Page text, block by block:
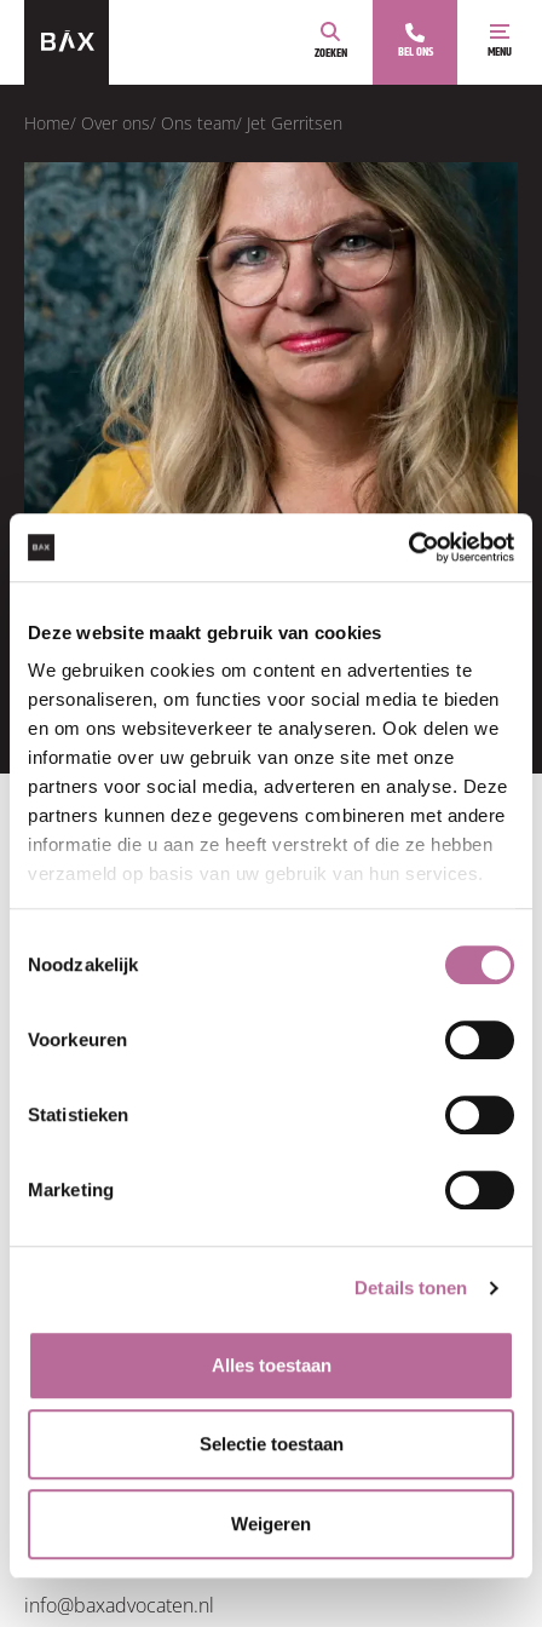
Deze website maakt gebruik van cookies
We gebruiken cookies om content en advertenties te
personaliseren, om functies voor social media te bieden
en om ons websiteverkeer te analyseren. Ook delen we
informatie over uw gebruik van onze site met onze
partners voor social media, adverteren en analyse. Deze
partners kunnen deze gegevens combineren met andere
informatie die u aan ze heeft verstrekt of die ze hebben
verzameld op basis van uw gebruik van hun services.
Noodzakelijk
Voorkeuren
Statistieken
Marketing
Details tonen
Alles toestaan
Selectie toestaan
Weigeren
ZOEKEN BEL ONS MENU
Home/ Over ons/ Ons team/ Jet Gerritsen
JET GERRITSEN
Secretaresse
NEEM GERUST CONTACT OP
Edisonstraat 86
7006 RE Doetinchem
Toren Noord Apeldoorn
0314 - 37 55 00
info@baxadvocaten.nl
ADVOCATUUR
MEDIATION
OVER BAX
NIEUWS